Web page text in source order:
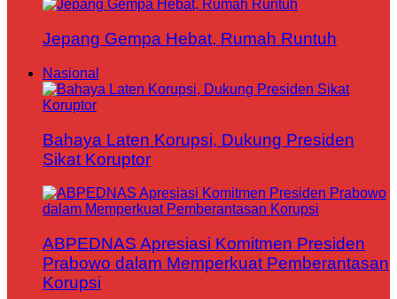
Jepang Gempa Hebat, Rumah Runtuh
Nasional
Bahaya Laten Korupsi, Dukung Presiden
Sikat Koruptor
ABPEDNAS Apresiasi Komitmen Presiden
Prabowo dalam Memperkuat Pemberantasan
Korupsi